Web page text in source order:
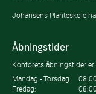
Johansens Planteskole
Åbningstider
Kontorets åbningstider er:
Mandag - Torsdag:
Fredag: